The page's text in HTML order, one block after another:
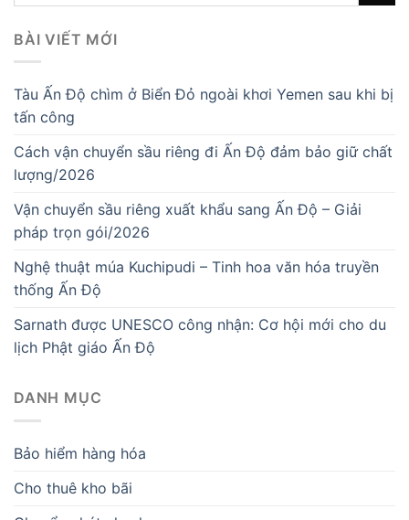
BÀI VIẾT MỚI
Tàu Ấn Độ chìm ở Biển Đỏ ngoài khơi Yemen sau khi bị
tấn công
Cách vận chuyển sầu riêng đi Ấn Độ đảm bảo giữ chất
lượng/2026
Vận chuyển sầu riêng xuất khẩu sang Ấn Độ – Giải
pháp trọn gói/2026
Nghệ thuật múa Kuchipudi – Tinh hoa văn hóa truyền
thống Ấn Độ
Sarnath được UNESCO công nhận: Cơ hội mới cho du
lịch Phật giáo Ấn Độ
DANH MỤC
Bảo hiểm hàng hóa
Cho thuê kho bãi